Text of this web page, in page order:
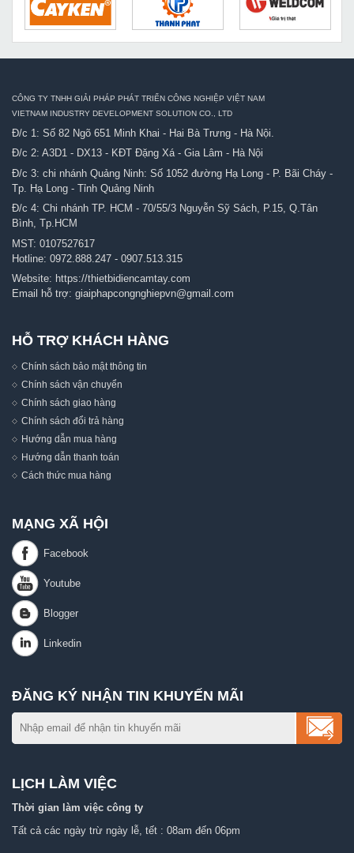
CÔNG TY TNHH GIẢI PHÁP PHÁT TRIỂN CÔNG NGHIỆP VIỆT NAM
VIETNAM INDUSTRY DEVELOPMENT SOLUTION CO., LTD
Đ/c 1: Số 82 Ngõ 651 Minh Khai - Hai Bà Trưng - Hà Nội.
Đ/c 2: A3D1 - DX13 - KĐT Đặng Xá - Gia Lâm - Hà Nội
Đ/c 3: chi nhánh Quảng Ninh: Số 1052 đường Hạ Long - P. Bãi Cháy -
Tp. Hạ Long - Tỉnh Quảng Ninh
Đ/c 4: Chi nhánh TP. HCM - 70/55/3 Nguyễn Sỹ Sách, P.15, Q.Tân
Bình, Tp.HCM
MST: 0107527617
Hotline: 0972.888.247 - 0907.513.315
Website: https://thietbidiencamtay.com
Email hỗ trợ: giaiphapcongnghiepvn@gmail.com
HỖ TRỢ KHÁCH HÀNG
Chính sách bảo mật thông tin
Chính sách vận chuyển
Chính sách giao hàng
Chính sách đổi trả hàng
Hướng dẫn mua hàng
Hướng dẫn thanh toán
Cách thức mua hàng
MẠNG XÃ HỘI
ĐĂNG KÝ NHẬN TIN KHUYẾN MÃI
LỊCH LÀM VIỆC
Thời gian làm việc công ty
Tất cả các ngày trừ ngày lễ, tết : 08am đến 06pm